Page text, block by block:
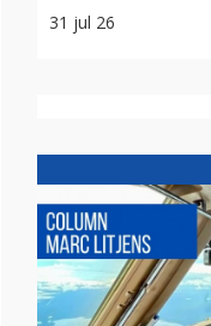
31 jul 26